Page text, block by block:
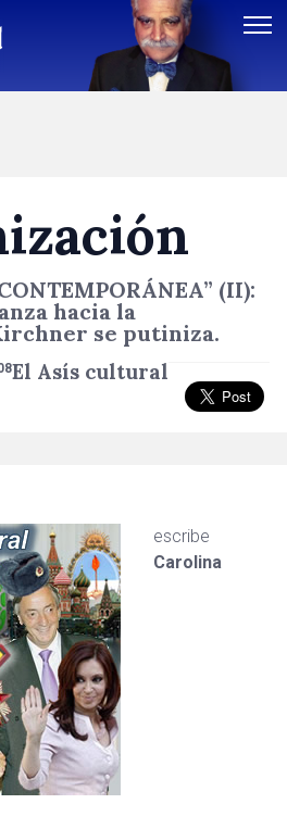
(II):
hacia la
se putiniza.
El Asís cultural
escribe
Carolina